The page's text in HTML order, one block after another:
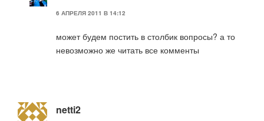
6 АПРЕЛЯ 2011 В 14:12
может будем постить в столбик вопросы? а то
невозможно же читать все комменты
netti2